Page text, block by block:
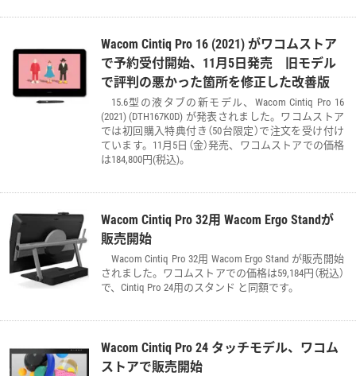
Wacom Cintiq Pro 16 (2021) がワコムストア
で予約受付開始、11月5日発売 旧モデル
で評判の悪かった箇所を修正した改善版
15.6型の液タブの新モデル、Wacom Cintiq Pro 16
(2021) (DTH167K0D) が発表されました。ワコムストア
では初回購入特典付き（50台限定）で注文を受け付け
ています。11月5日（金）発売、ワコムストアでの価格
は184,800円(税込)。
Wacom Cintiq Pro 32用 Wacom Ergo Standが
販売開始
Wacom Cintiq Pro 32用 Wacom Ergo Stand が販売開始
されました。ワコムストアでの価格は59,184円（税込）
で、Cintiq Pro 24用のスタンド と同額です。
Wacom Cintiq Pro 24 タッチモデル、ワコム
ストアで販売開始